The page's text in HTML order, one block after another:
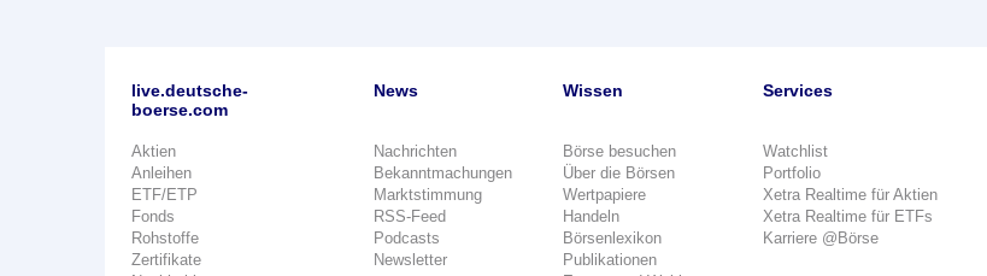
live.deutsche-
boerse.com
Aktien
Anleihen
ETF/ETP
Fonds
Rohstoffe
Zertifikate
News
Nachrichten
Bekanntmachungen
Marktstimmung
RSS-Feed
Podcasts
Newsletter
Wissen
Börse besuchen
Über die Börsen
Wertpapiere
Handeln
Börsenlexikon
Publikationen
Services
Watchlist
Portfolio
Xetra Realtime für Aktien
Xetra Realtime für ETFs
Karriere @Börse